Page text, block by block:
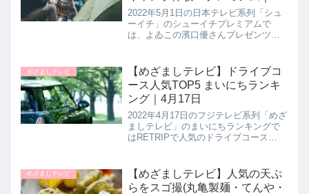
月1日
2022年5月1日の日本テレビ系列「シュ
ーイチ」のシューイチプレミアムで
は、よゐこの濱口優さんプレゼンツで
キャンプ初心者さんでも楽しめるチェ
アリングにピッタリの最新イスを教...
めざましテレビ
【めざましテレビ】ドライブコ
ース人気TOP5 まいにちランキ
ング｜4月17日
2022年4月17日のフジテレビ系列「めざ
ましテレビ」のまいにちランキングで
はRETRIPで人気のドライブコース
ちら人気のドライブコースTOP5ゴール
デンウィークにオ...
めざましテレビ
【めざましテレビ】人気の天ぷ
らをスゴ撮(丸亀製麺・てんや・